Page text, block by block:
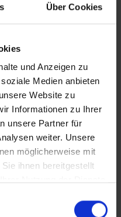
Über Cookies
und Anzeigen zu
Medien anbieten
Website zu
Informationen zu Ihrer
unsere Partner für
weiter. Unsere
möglicherweise mit
ihnen bereitgestellt
stehen in